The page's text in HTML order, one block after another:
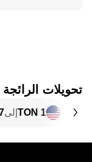
تحويلات الرائجة
1 TON إلى